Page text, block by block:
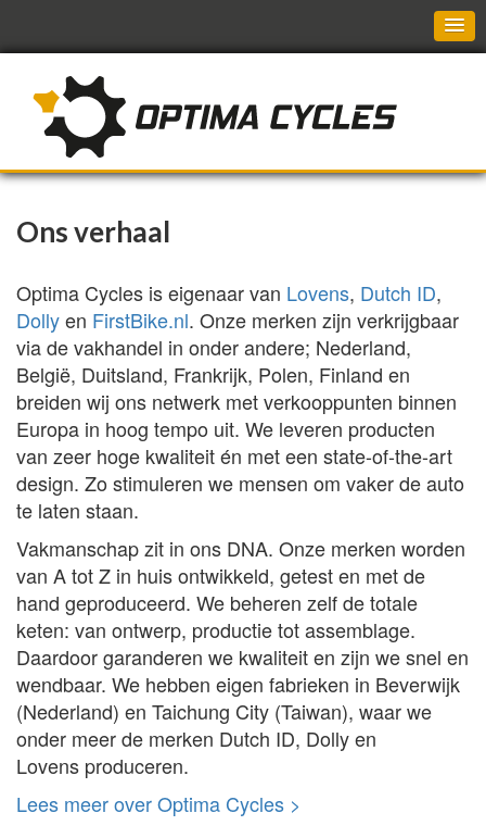
Ons verhaal
Optima Cycles is eigenaar van Lovens, Dutch ID,
Dollyen FirstBike.nl. Onze merken zijn verkrijgbaar
via de vakhandel in onder andere; Nederland,
België, Duitsland, Frankrijk, Polen, Finland en
breiden wij ons netwerk met verkooppunten binnen
Europa in hoog tempo uit. We leveren producten
van zeer hoge kwaliteit én met een state-of-the-art
design. Zo stimuleren we mensen om vaker de auto
te laten staan.
Vakmanschap zit in ons DNA. Onze merken worden
van A tot Z in huis ontwikkeld, getest en met de
hand geproduceerd. We beheren zelf de totale
keten: van ontwerp, productie tot assemblage.
Daardoor garanderen we kwaliteit en zijn we snel en
wendbaar. We hebben eigen fabrieken in Beverwijk
(Nederland) en Taichung City (Taiwan), waar we
onder meer de merken Dutch ID, Dolly en
Lovens produceren.
Lees meer over Optima Cycles >